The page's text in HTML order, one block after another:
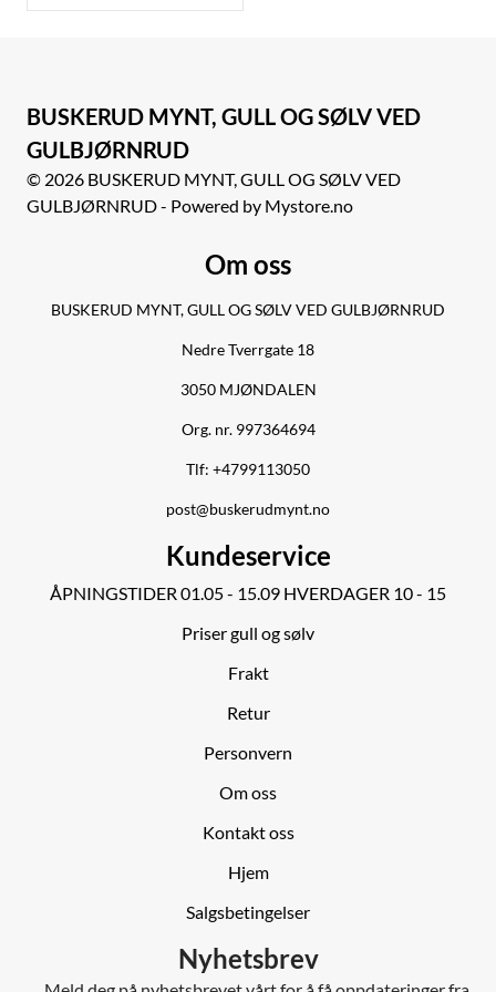
BUSKERUD MYNT, GULL OG SØLV VED
GULBJØRNRUD
© 2026 BUSKERUD MYNT, GULL OG SØLV VED
GULBJØRNRUD - Powered by Mystore.no
Om oss
BUSKERUD MYNT, GULL OG SØLV VED GULBJØRNRUD
Nedre Tverrgate 18
3050 MJØNDALEN
Org. nr. 997364694
Tlf: +4799113050
post@buskerudmynt.no
Kundeservice
ÅPNINGSTIDER 01.05 - 15.09 HVERDAGER 10 - 15
Priser gull og sølv
Frakt
Retur
Personvern
Om oss
Kontakt oss
Hjem
Salgsbetingelser
Nyhetsbrev